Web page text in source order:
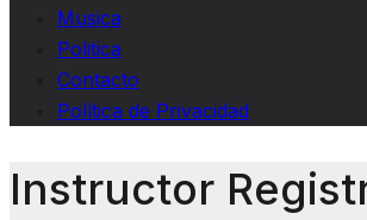
Musica
Politica
Contacto
Política de Privacidad
Instructor